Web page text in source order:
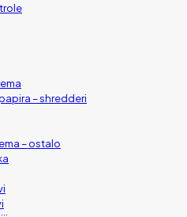
– shredderi
– ostalo